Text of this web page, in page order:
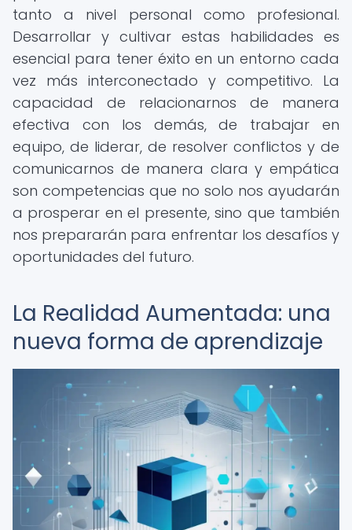
tanto a nivel personal como profesional.
Desarrollar y cultivar estas habilidades es
esencial para tener éxito en un entorno cada
vez más interconectado y competitivo. La
capacidad de relacionarnos de manera
efectiva con los demás, de trabajar en
equipo, de liderar, de resolver conflictos y de
comunicarnos de manera clara y empática
son competencias que no solo nos ayudarán
a prosperar en el presente, sino que también
nos prepararán para enfrentar los desafíos y
oportunidades del futuro.
La Realidad Aumentada: una
nueva forma de aprendizaje